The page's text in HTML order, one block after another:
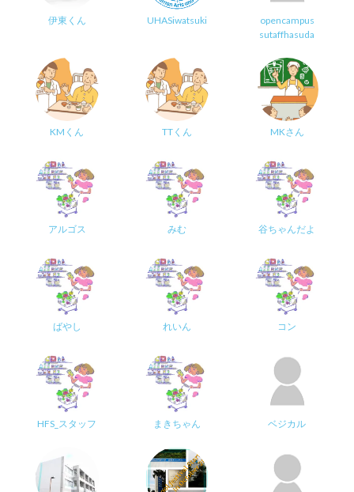
伊東くん UHASiwatsuki
opencampus
sutaffhasuda
KMくん TTくん MKさん
アルゴス みむ 谷ちゃんだよ
ばやし れいん コン
HFS_スタッフ まきちゃん ベジカル